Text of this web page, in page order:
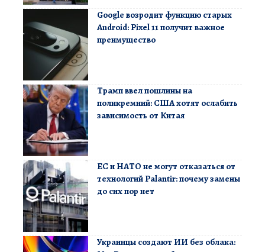
Google возродит функцию старых
Android: Pixel 11 получит важное
преимущество
Трамп ввел пошлины на
поликремний: США хотят ослабить
зависимость от Китая
ЕС и НАТО не могут отказаться от
технологий Palantir: почему замены
до сих пор нет
Украинцы создают ИИ без облака: